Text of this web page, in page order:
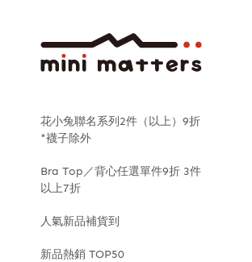
花小兔聯名系列2件（以上）9折
*襪子除外
Bra Top／背心任選單件9折 3件
以上7折
人氣新品補貨到
新品熱銷 TOP50